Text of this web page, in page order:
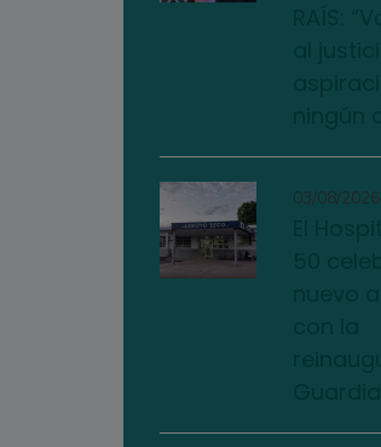
03/08/2026